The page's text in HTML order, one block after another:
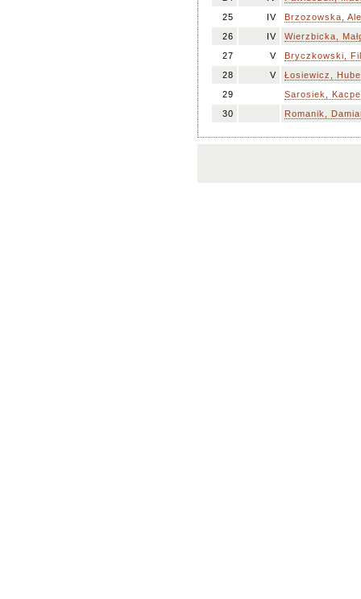
25
IV
Brzozowska,
26
IV
Wierzbicka,
27
V
Bryczkowski,
28
V
Łosiewicz,
29
Sarosiek,
30
Romanik,